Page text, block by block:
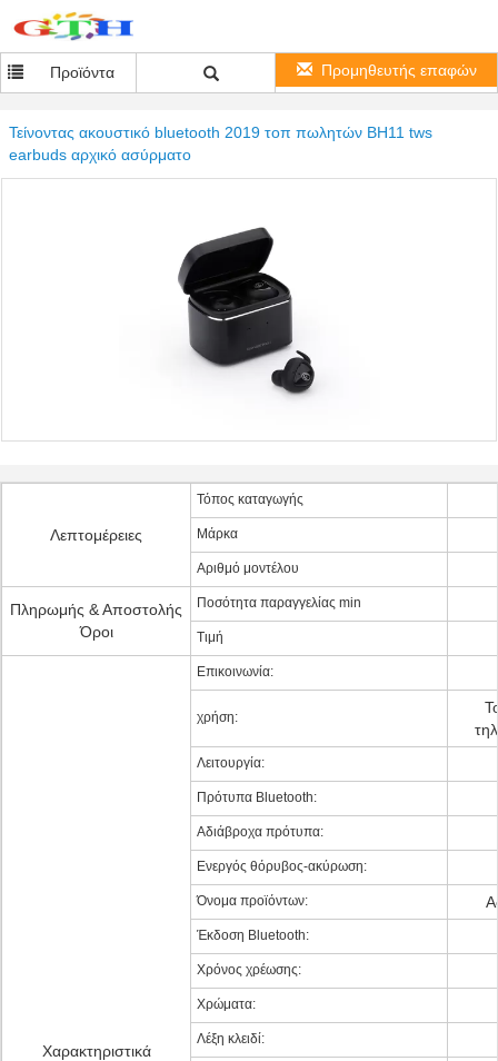
Προϊόντα Προμηθευτής επαφών
Τείνοντας ακουστικό bluetooth 2019 τοπ πωλητών BH11 tws
earbuds αρχικό ασύρματο
Λεπτομέρειες
Τόπος καταγωγής
Μάρκα
Αριθμό μοντέλου
Πληρωμής & Αποστολής
Όροι
Ποσότητα παραγγελίας min
Τιμή
Χαρακτηριστικά
Επικοινωνία:
χρήση:
Λειτουργία:
Πρότυπα Bluetooth:
Αδιάβροχα πρότυπα:
Ενεργός θόρυβος-ακύρωση:
Όνομα προϊόντων:
Έκδοση Bluetooth:
Χρόνος χρέωσης:
Χρώματα:
Λέξη κλειδί: